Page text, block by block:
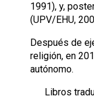
1991), y,
(UPV/EHU,
Después de
religión, en
autónomo.
Libros